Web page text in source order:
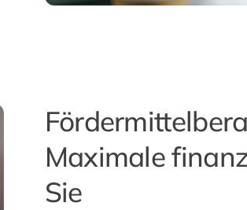
Maximale
Sie